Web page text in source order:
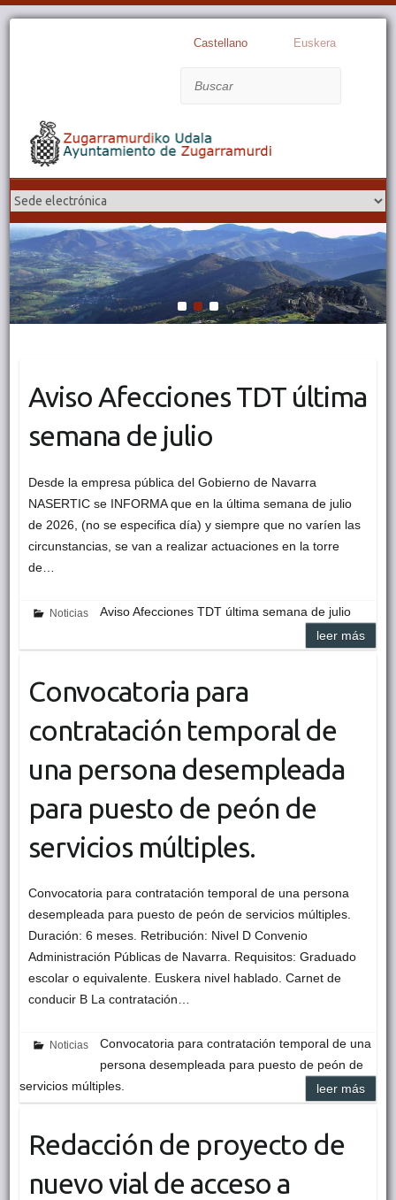
Castellano Euskera
1 2 3
Aviso Afecciones TDT última
semana de julio
Desde la empresa pública del Gobierno de Navarra
NASERTIC se INFORMA que en la última semana de julio
de 2026, (no se especifica día) y siempre que no varíen las
circunstancias, se van a realizar actuaciones en la torre
de…
Noticias
Aviso Afecciones TDT última semana de julio
leer más
Convocatoria para
contratación temporal de
una persona desempleada
para puesto de peón de
servicios múltiples.
Convocatoria para contratación temporal de una persona
desempleada para puesto de peón de servicios múltiples.
Duración: 6 meses. Retribución: Nivel D Convenio
Administración Públicas de Navarra. Requisitos: Graduado
escolar o equivalente. Euskera nivel hablado. Carnet de
conducir B La contratación…
Noticias
Convocatoria para contratación temporal de una
persona desempleada para puesto de peón de
servicios múltiples.
leer más
Redacción de proyecto de
nuevo vial de acceso a